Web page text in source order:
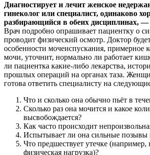
Диагностирует и лечит женское
гинеколог или специалист, одинаково
разбирающийся в обеих дисциплинах, —
Врач подробно опрашивает пациентку о
проводит физический осмотр. Доктор
особенности мочеиспускания, примерное
мочи, уточнит, нормально ли работает
ли пациентка какие-либо лекарства,
прошлых операций на органах таза.
готова ответить специалисту на
Что и сколько она обычно пьёт в
Сколько раз она мочится и какое
высвобождается?
Как часто происходит
Испытывает ли она сильные позывы
Что предшествует утечке (например,
физическая нагрузка)?